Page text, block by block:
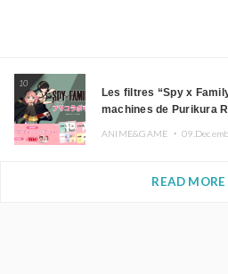
10
Les filtres “Spy x
machines de Purikura
ANIME&GAME ・
READ MORE